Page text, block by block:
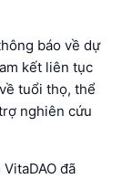
báo về dự
kết liên tục
tuổi thọ, thể
nghiên cứu
đã